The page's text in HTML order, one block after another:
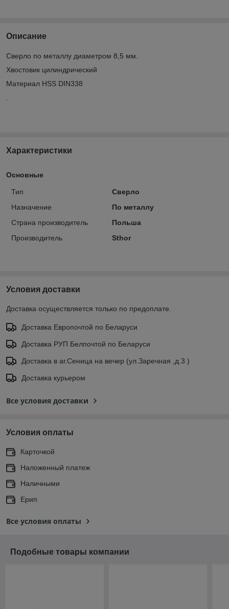
Описание
Сверло по металлу диаметром 8,5 мм.
Хвостовик цилиндрический
Материал HSS DIN338
Характеристики
Основные
Тип
Сверло
Назначение
По металлу
Страна производитель
Польша
Производитель
Sthor
Условия доставки
Доставка осуществляется только по предоплате.
Доставка Европочтой по Беларуси
Доставка РУП Белпочтой по Беларуси
Доставка в аг.Сеница на вечер (ул.Заречная ,д.3 )
Доставка курьером
Все условия доставки
Условия оплаты
Карточкой
Наложенный платеж
Наличными
Ерип
Все условия оплаты
Подобные товары компании